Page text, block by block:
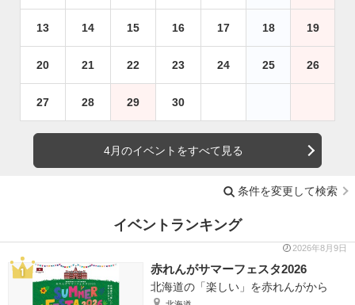
13 14 15 16 17 18 19
20 21 22 23 24 25 26
27 28 29 30
4月のイベントをすべて見る
条件を変更して検索
イベントランキング
2026年8月9日
赤れんがサマーフェスタ2026
北海道の「楽しい」を赤れんがから